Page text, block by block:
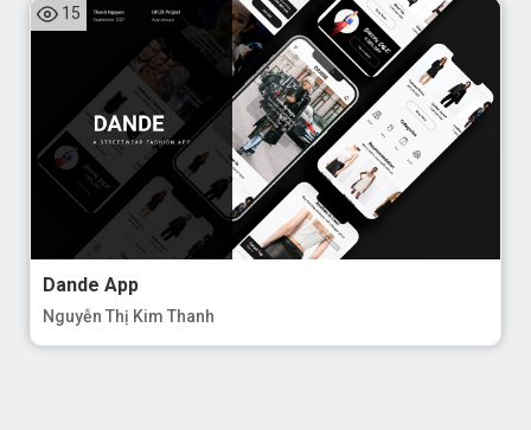
15
Dande App
Nguyễn Thị Kim Thanh